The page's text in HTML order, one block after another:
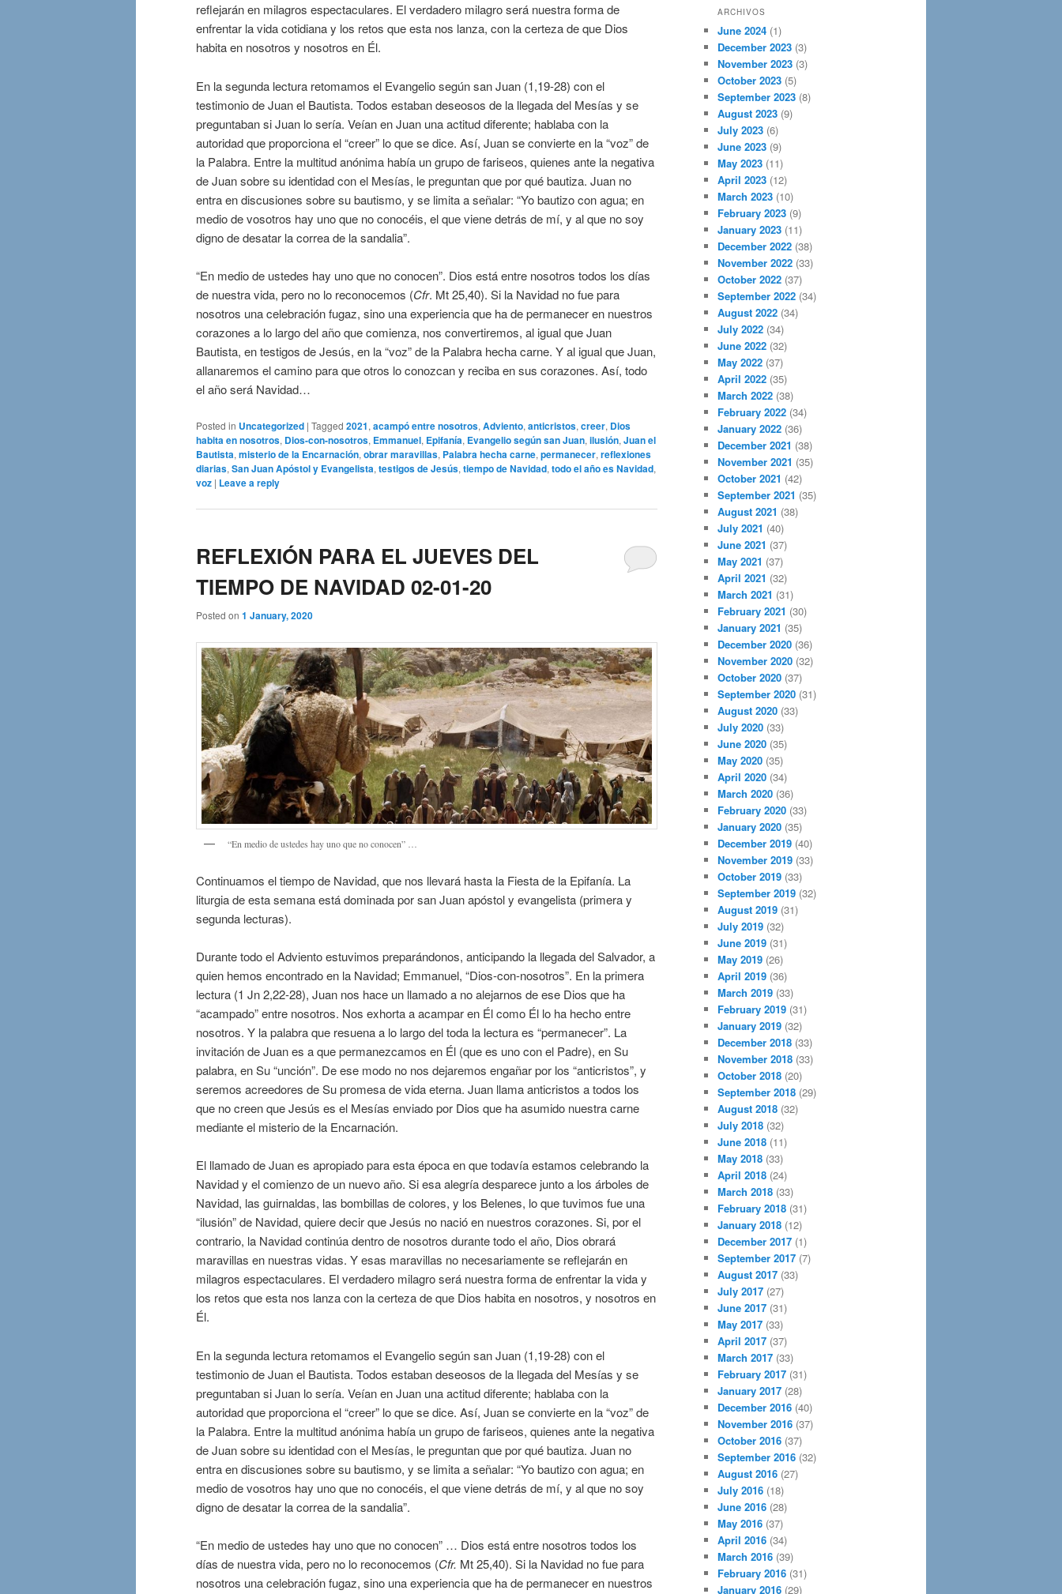
reflejarán en milagros espectaculares. El verdadero milagro será nuestra forma de
enfrentar la vida cotidiana y los retos que esta nos lanza, con la certeza de que Dios
habita en nosotros y nosotros en Él.
En la segunda lectura retomamos el Evangelio según san Juan (1,19-28) con el
testimonio de Juan el Bautista. Todos estaban deseosos de la llegada del Mesías y se
preguntaban si Juan lo sería. Veían en Juan una actitud diferente; hablaba con la
autoridad que proporciona el “creer” lo que se dice. Así, Juan se convierte en la “voz” de
la Palabra. Entre la multitud anónima había un grupo de fariseos, quienes ante la negativa
de Juan sobre su identidad con el Mesías, le preguntan que por qué bautiza. Juan no
entra en discusiones sobre su bautismo, y se limita a señalar: “Yo bautizo con agua; en
medio de vosotros hay uno que no conocéis, el que viene detrás de mí, y al que no soy
digno de desatar la correa de la sandalia”.
“En medio de ustedes hay uno que no conocen”. Dios está entre nosotros todos los días
de nuestra vida, pero no lo reconocemos (Cfr. Mt 25,40). Si la Navidad no fue para
nosotros una celebración fugaz, sino una experiencia que ha de permanecer en nuestros
corazones a lo largo del año que comienza, nos convertiremos, al igual que Juan
Bautista, en testigos de Jesús, en la “voz” de la Palabra hecha carne. Y al igual que Juan,
allanaremos el camino para que otros lo conozcan y reciba en sus corazones. Así, todo
el año será Navidad…
Posted in Uncategorized | Tagged 2021, acampó entre nosotros, Adviento, anticristos, creer, Dios
habita en nosotros, Dios-con-nosotros, Emmanuel, Epifanía, Evangelio según san Juan, ilusión, Juan el
Bautista, misterio de la Encarnación, obrar maravillas, Palabra hecha carne, permanecer, reflexiones
diarias, San Juan Apóstol y Evangelista, testigos de Jesús, tiempo de Navidad, todo el año es Navidad,
voz | Leave a reply
REFLEXIÓN PARA EL JUEVES DEL
TIEMPO DE NAVIDAD 02-01-20
Posted on 1 January, 2020
“En medio de ustedes hay uno que no conocen” …
Continuamos el tiempo de Navidad, que nos llevará hasta la Fiesta de la Epifanía. La
liturgia de esta semana está dominada por san Juan apóstol y evangelista (primera y
segunda lecturas).
Durante todo el Adviento estuvimos preparándonos, anticipando la llegada del Salvador, a
quien hemos encontrado en la Navidad; Emmanuel, “Dios-con-nosotros”. En la primera
lectura (1 Jn 2,22-28), Juan nos hace un llamado a no alejarnos de ese Dios que ha
“acampado” entre nosotros. Nos exhorta a acampar en Él como Él lo ha hecho entre
nosotros. Y la palabra que resuena a lo largo del toda la lectura es “permanecer”. La
invitación de Juan es a que permanezcamos en Él (que es uno con el Padre), en Su
palabra, en Su “unción”. De ese modo no nos dejaremos engañar por los “anticristos”, y
seremos acreedores de Su promesa de vida eterna. Juan llama anticristos a todos los
que no creen que Jesús es el Mesías enviado por Dios que ha asumido nuestra carne
mediante el misterio de la Encarnación.
El llamado de Juan es apropiado para esta época en que todavía estamos celebrando la
Navidad y el comienzo de un nuevo año. Si esa alegría desparece junto a los árboles de
Navidad, las guirnaldas, las bombillas de colores, y los Belenes, lo que tuvimos fue una
“ilusión” de Navidad, quiere decir que Jesús no nació en nuestros corazones. Si, por el
contrario, la Navidad continúa dentro de nosotros durante todo el año, Dios obrará
maravillas en nuestras vidas. Y esas maravillas no necesariamente se reflejarán en
milagros espectaculares. El verdadero milagro será nuestra forma de enfrentar la vida y
los retos que esta nos lanza con la certeza de que Dios habita en nosotros, y nosotros en
Él.
En la segunda lectura retomamos el Evangelio según san Juan (1,19-28) con el
testimonio de Juan el Bautista. Todos estaban deseosos de la llegada del Mesías y se
preguntaban si Juan lo sería. Veían en Juan una actitud diferente; hablaba con la
autoridad que proporciona el “creer” lo que se dice. Así, Juan se convierte en la “voz” de
la Palabra. Entre la multitud anónima había un grupo de fariseos, quienes ante la negativa
de Juan sobre su identidad con el Mesías, le preguntan que por qué bautiza. Juan no
entra en discusiones sobre su bautismo, y se limita a señalar: “Yo bautizo con agua; en
medio de vosotros hay uno que no conocéis, el que viene detrás de mí, y al que no soy
digno de desatar la correa de la sandalia”.
“En medio de ustedes hay uno que no conocen” … Dios está entre nosotros todos los
días de nuestra vida, pero no lo reconocemos (Cfr. Mt 25,40). Si la Navidad no fue para
nosotros una celebración fugaz, sino una experiencia que ha de permanecer en nuestros
ARCHIVOS
June 2024 (1)
December 2023 (3)
November 2023 (3)
October 2023 (5)
September 2023 (8)
August 2023 (9)
July 2023 (6)
June 2023 (9)
May 2023 (11)
April 2023 (12)
March 2023 (10)
February 2023 (9)
January 2023 (11)
December 2022 (38)
November 2022 (33)
October 2022 (37)
September 2022 (34)
August 2022 (34)
July 2022 (34)
June 2022 (32)
May 2022 (37)
April 2022 (35)
March 2022 (38)
February 2022 (34)
January 2022 (36)
December 2021 (38)
November 2021 (35)
October 2021 (42)
September 2021 (35)
August 2021 (38)
July 2021 (40)
June 2021 (37)
May 2021 (37)
April 2021 (32)
March 2021 (31)
February 2021 (30)
January 2021 (35)
December 2020 (36)
November 2020 (32)
October 2020 (37)
September 2020 (31)
August 2020 (33)
July 2020 (33)
June 2020 (35)
May 2020 (35)
April 2020 (34)
March 2020 (36)
February 2020 (33)
January 2020 (35)
December 2019 (40)
November 2019 (33)
October 2019 (33)
September 2019 (32)
August 2019 (31)
July 2019 (32)
June 2019 (31)
May 2019 (26)
April 2019 (36)
March 2019 (33)
February 2019 (31)
January 2019 (32)
December 2018 (33)
November 2018 (33)
October 2018 (20)
September 2018 (29)
August 2018 (32)
July 2018 (32)
June 2018 (11)
May 2018 (33)
April 2018 (24)
March 2018 (33)
February 2018 (31)
January 2018 (12)
December 2017 (1)
September 2017 (7)
August 2017 (33)
July 2017 (27)
June 2017 (31)
May 2017 (33)
April 2017 (37)
March 2017 (33)
February 2017 (31)
January 2017 (28)
December 2016 (40)
November 2016 (37)
October 2016 (37)
September 2016 (32)
August 2016 (27)
July 2016 (18)
June 2016 (28)
May 2016 (37)
April 2016 (34)
March 2016 (39)
February 2016 (31)
January 2016 (29)